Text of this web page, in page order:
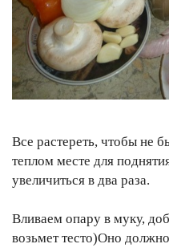
Все растереть, чтобы не
теплом месте для
увеличиться в два раза.
Вливаем опару в муку,
возьмет тесто)Оно